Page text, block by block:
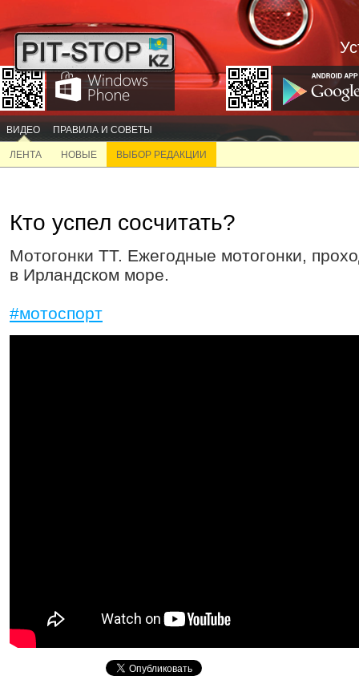
ВИДЕО ПРАВИЛА И СОВЕТЫ
ЛЕНТА НОВЫЕ ВЫБОР РЕДАКЦИИ
Кто успел сосчитать?
Мотогонки ТТ. Ежегодные мотогонки,
в Ирландском море.
#мотоспорт